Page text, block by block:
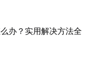
办？实用解决方法全